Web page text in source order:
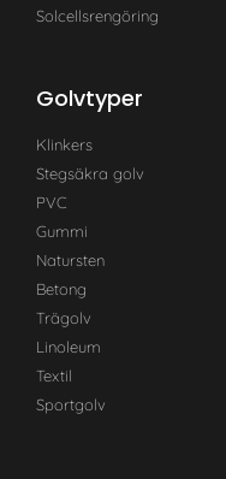
Solcellsrengöring
Golvtyper
Klinkers
Stegsäkra golv
PVC
Gummi
Natursten
Betong
Trägolv
Linoleum
Textil
Sportgolv